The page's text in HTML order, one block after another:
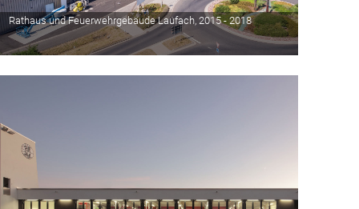
Rathaus und Feuerwehrgebäude Laufach, 2015 - 2018